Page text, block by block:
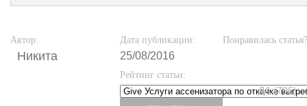
Автор:
Никита
Дата публикации:
25/08/2016
Рейтинг статьи:
Понравилась статья?
ДА (796)